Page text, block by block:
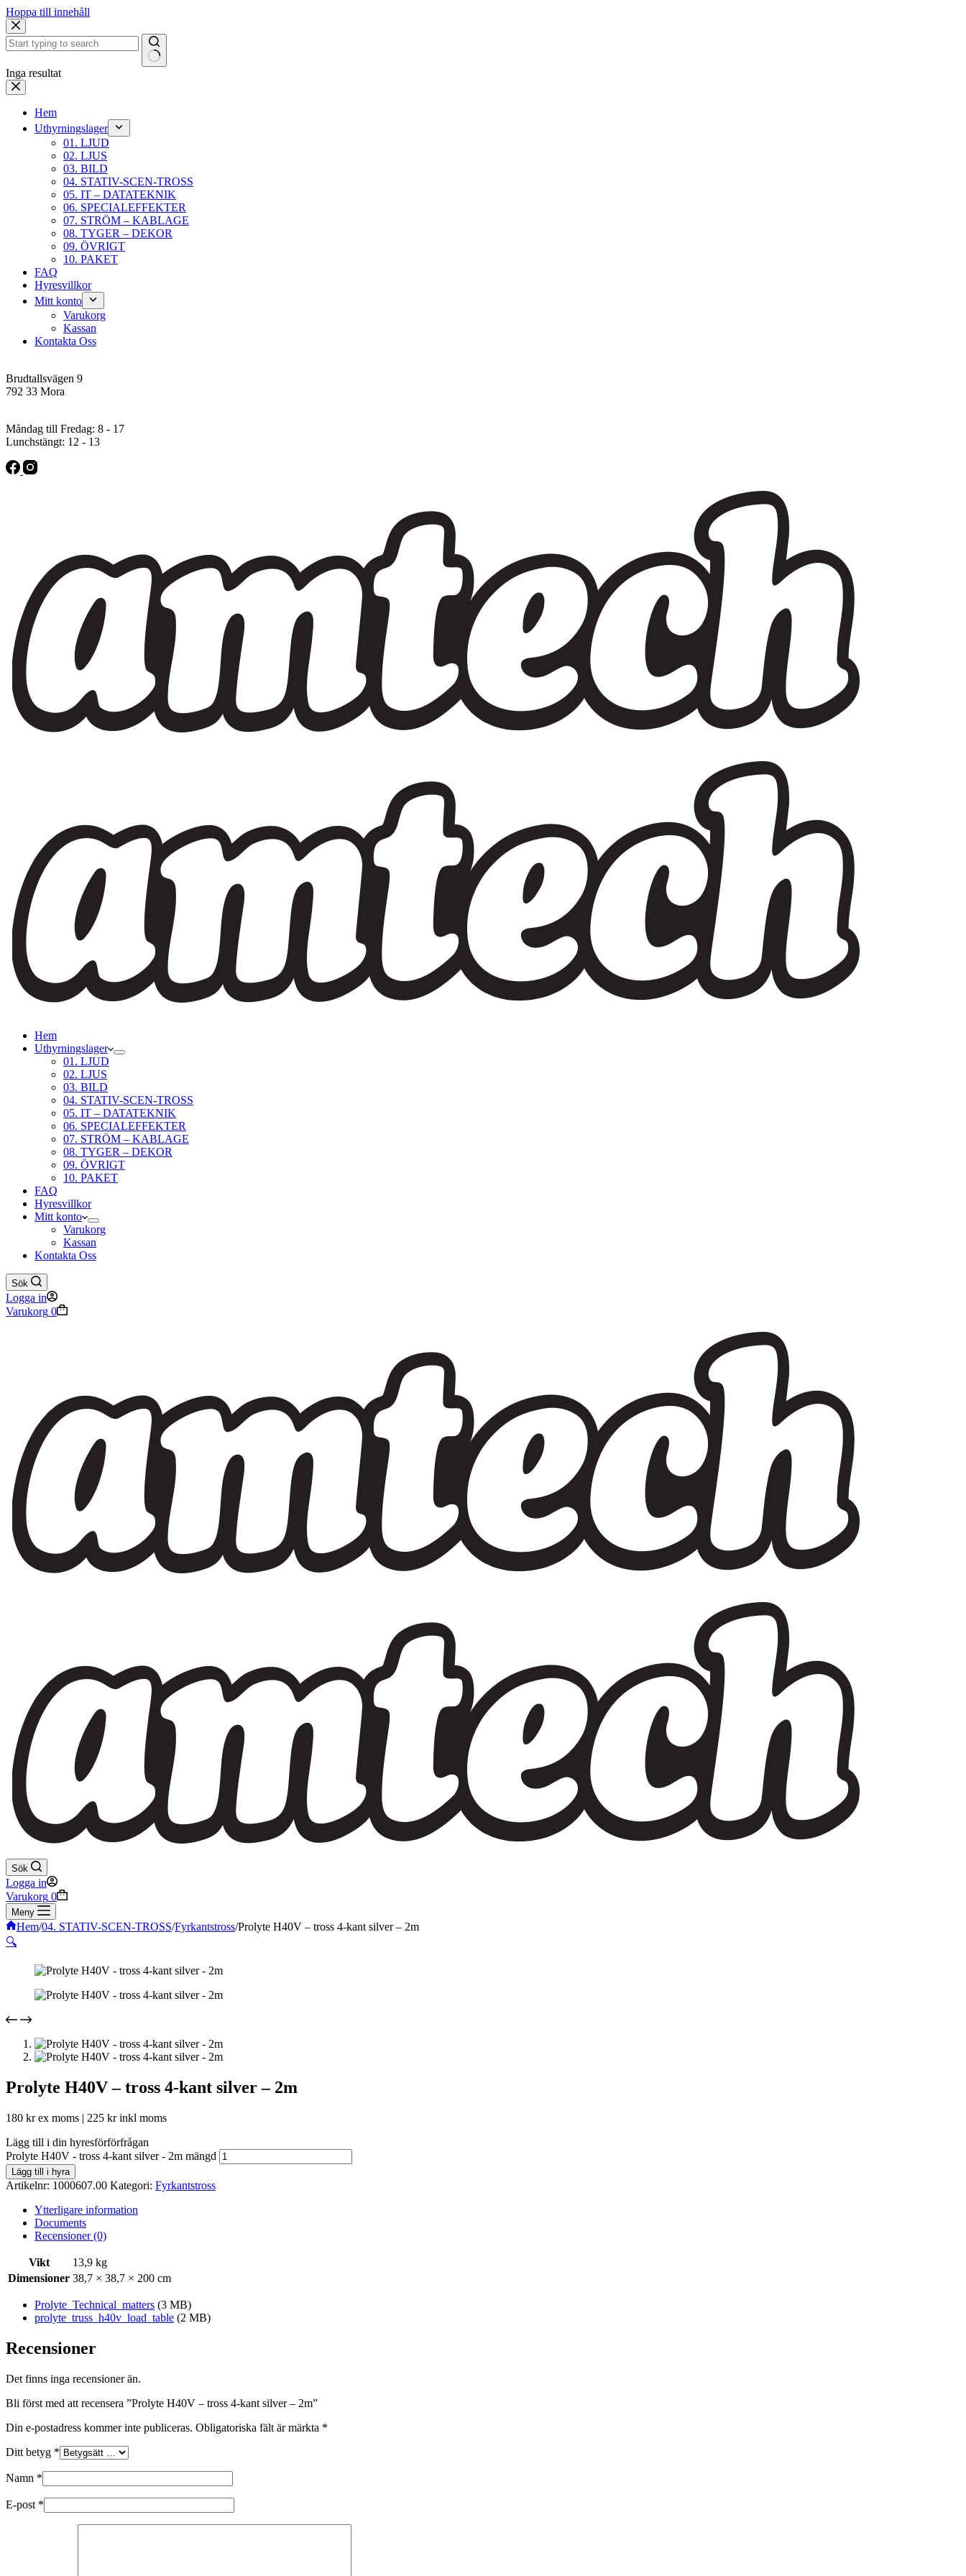
Hoppa till innehåll
Inga resultat
Hem
Uthyrningslager
01. LJUD
02. LJUS
03. BILD
04. STATIV-SCEN-TROSS
05. IT – DATATEKNIK
06. SPECIALEFFEKTER
07. STRÖM – KABLAGE
08. TYGER – DEKOR
09. ÖVRIGT
10. PAKET
FAQ
Hyresvillkor
Mitt konto
Varukorg
Kassan
Kontakta Oss
Brudtallsvägen 9
792 33 Mora
Måndag till Fredag: 8 - 17
Lunchstängt: 12 - 13
Hem
Uthyrningslager
01. LJUD
02. LJUS
03. BILD
04. STATIV-SCEN-TROSS
05. IT – DATATEKNIK
06. SPECIALEFFEKTER
07. STRÖM – KABLAGE
08. TYGER – DEKOR
09. ÖVRIGT
10. PAKET
FAQ
Hyresvillkor
Mitt konto
Varukorg
Kassan
Kontakta Oss
Sök
Logga in
Varukorg 0
Sök
Logga in
Varukorg 0
Meny
Hem/04. STATIV-SCEN-TROSS/Fyrkantstross/Prolyte H40V – tross 4-kant silver – 2m
🔍
Prolyte H40V – tross 4-kant silver – 2m
180 krex moms | 225 krinkl moms
Lägg till i din hyresförförfrågan
Prolyte H40V - tross 4-kant silver - 2m mängd
Lägg till i hyra
Artikelnr: 1000607.00 Kategori: Fyrkantstross
Ytterligare information
Documents
Recensioner (0)
Vikt
13,9 kg
Dimensioner 38,7 × 38,7 × 200 cm
Prolyte_Technical_matters (3 MB)
prolyte_truss_h40v_load_table (2 MB)
Recensioner
Det finns inga recensioner än.
Bli först med att recensera ”Prolyte H40V – tross 4-kant silver – 2m”
Din e-postadress kommer inte publiceras. Obligatoriska fält är märkta *
Ditt betyg *
Namn *
E-post *